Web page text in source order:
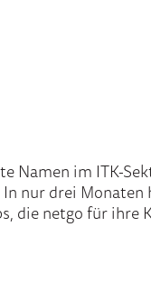
Namen im ITK-
drei Monaten
die netgo für ihre